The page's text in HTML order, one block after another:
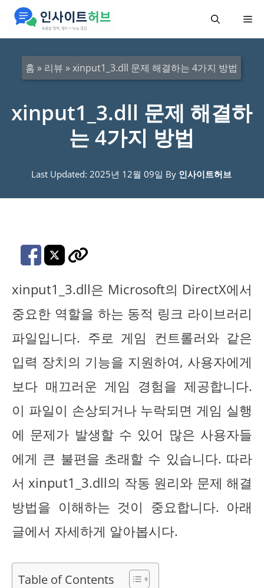
메
홈 » 리뷰 »xinput1_3.dll 문제 해결하는 4가지 방법
xinput1_3.dll 문제 해결하
는 4가지 방법
Last Updated: 2025년 12월 09일 By 인사이트허브
xinput1_3.dll은 Microsoft의 DirectX에서
중요한 역할을 하는 동적 링크 라이브러리
파일입니다. 주로 게임 컨트롤러와 같은
입력 장치의 기능을 지원하여, 사용자에게
보다 매끄러운 게임 경험을 제공합니다.
이 파일이 손상되거나 누락되면 게임 실행
에 문제가 발생할 수 있어 많은 사용자들
에게 큰 불편을 초래할 수 있습니다. 따라
서 xinput1_3.dll의 작동 원리와 문제 해결
방법을 이해하는 것이 중요합니다. 아래
글에서 자세하게 알아봅시다.
Table of Contents